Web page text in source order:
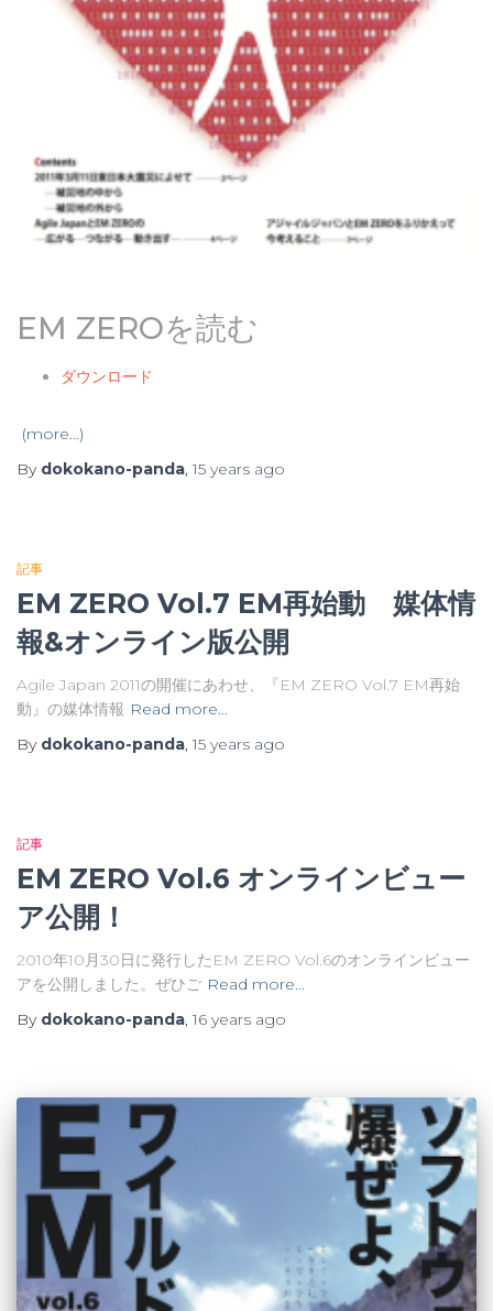
EM ZEROを読む
ダウンロード
(more…)
By dokokano-panda ,15 years ago
記事
EM ZERO Vol.7 EM再始動 媒体情
報&オンライン版公開
Agile Japan 2011の開催にあわせ、『EM ZERO Vol.7 EM再始
動』の媒体情報 Read more…
By dokokano-panda ,15 years ago
記事
EM ZERO Vol.6 オンラインビュー
ア公開！
2010年10月30日に発行したEM ZERO Vol.6のオンラインビュー
アを公開しました。ぜひご Read more…
By dokokano-panda ,16 years ago